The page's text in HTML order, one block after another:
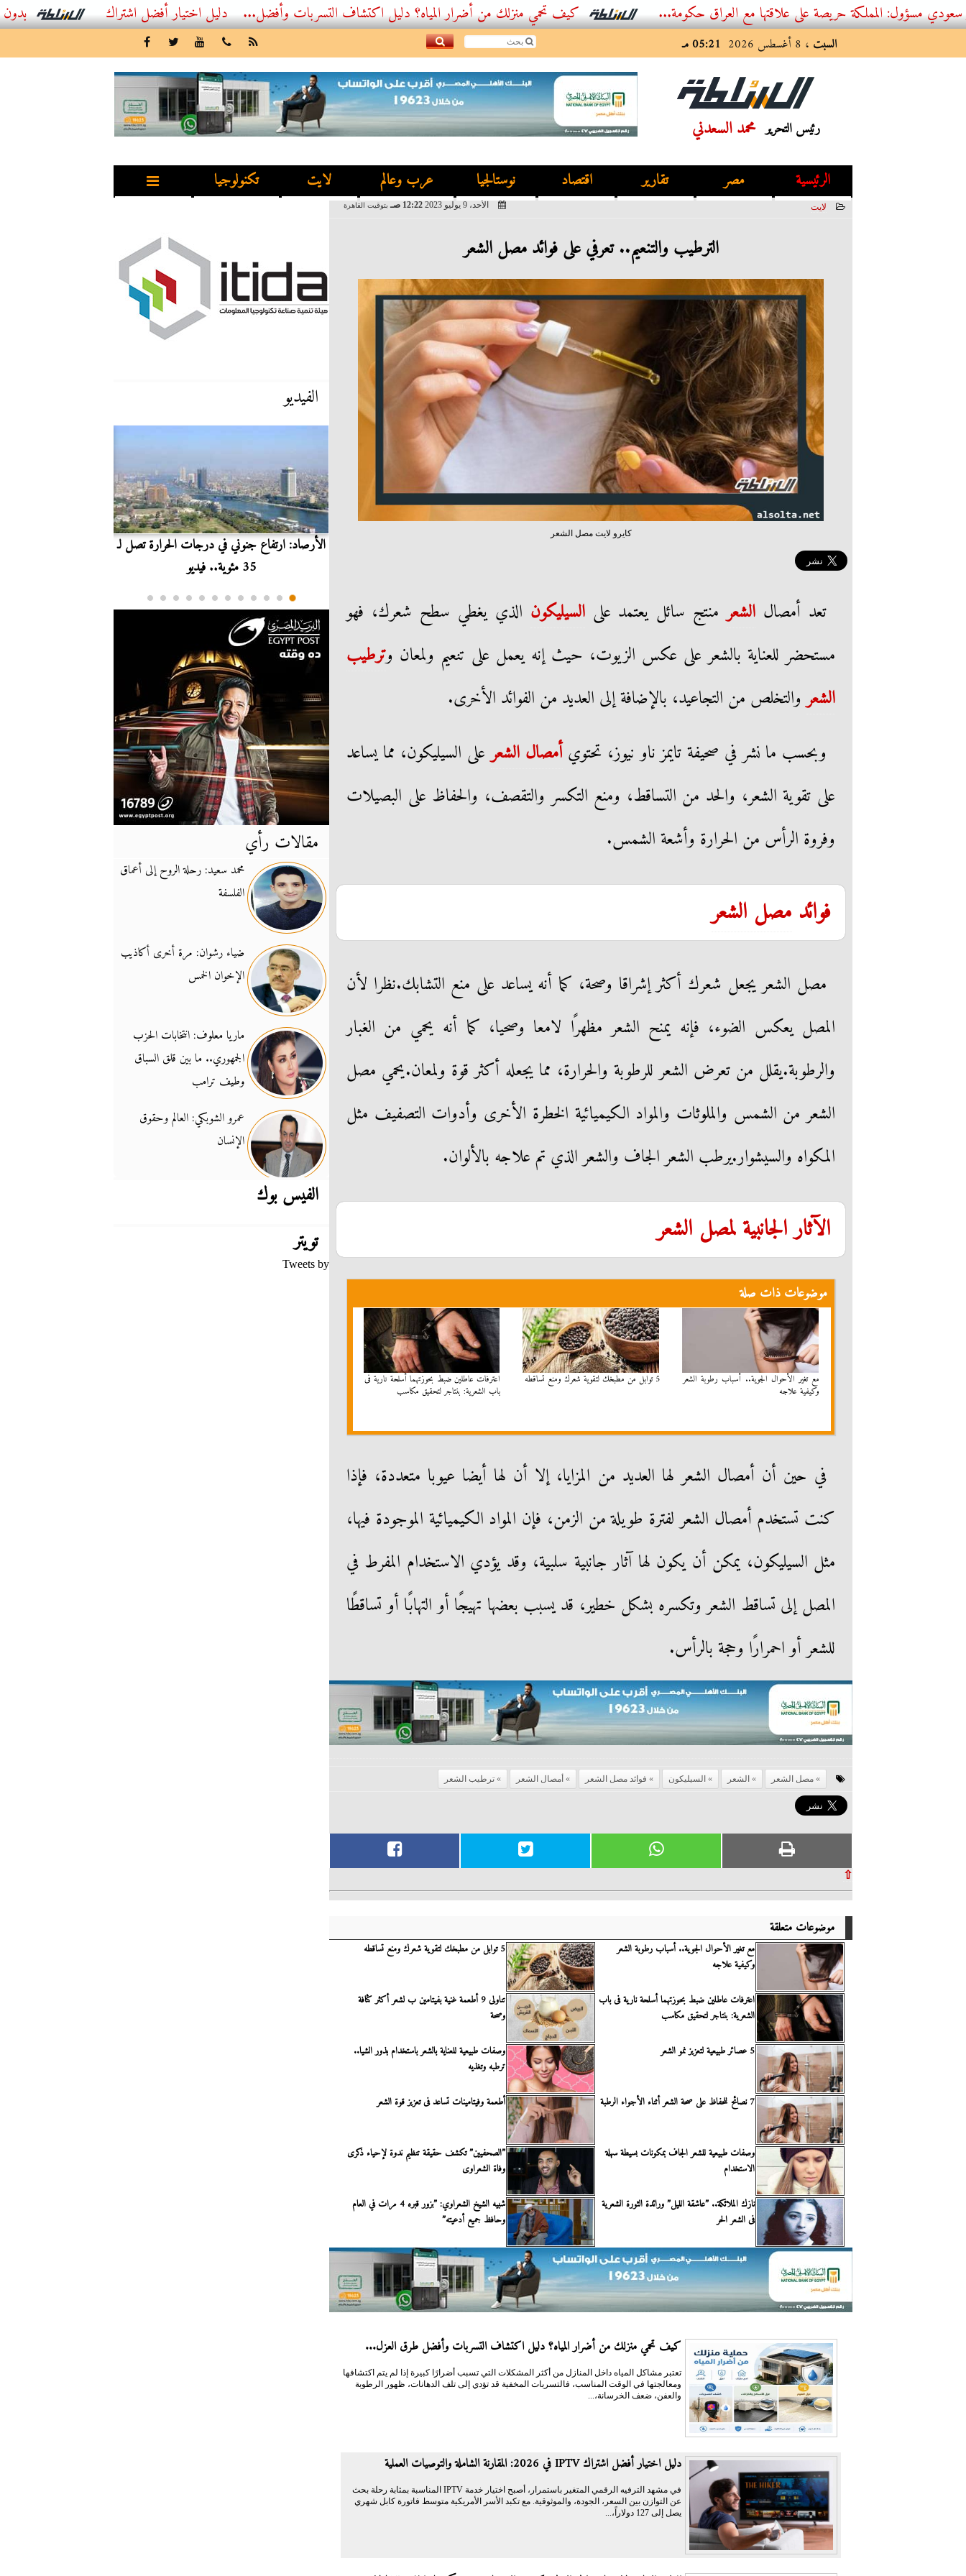
أفضل اشتراك IPTV بدون تقطيع 2026 – دليل المشاهد العصري المملكة حريصة على علاقتها مع العراق حكومة... كيف تحمي منزلك من أضرار المياه؟ دليل اكتشاف التسربات وأفضل...
السبت ، 8 أغسطس 2026 05:21 مـ
رئيس التحرير محمد السعدني
الرئيسية مصر تقارير اقتصاد نوستالجيا عرب وعالم لايت تكنولوجيا
لايت الأحد، 9 يوليو 2023 12:22 صـ بتوقيت القاهرة
الترطيب والتنعيم.. تعرفي على فوائد مصل الشعر
كايرو لايت مصل الشعر
تعد أمصال الشعرمنتج سائل يعتمد علىالسيليكون الذي يغطي سطح شعرك، فهو
مستحضر للعناية بالشعر على عكس الزيوت، حيث إنه يعمل على تنعيم ولمعان وترطيب
الشعروالتخلص من التجاعيد، بالإضافة إلى العديد من الفوائد الأخرى.
وبحسب ما نشر في صحيفة تايمز ناو نيوز، تحتويأمصال الشعرعلى السيليكون، مما يساعد
على تقوية الشعر، والحد من التساقط، ومنع التكسر والتقصف، والحفاظ على البصيلات
وفروة الرأس من الحرارة وأشعة الشمس.
فوائد مصل الشعر
مصل الشعر يجعل شعرك أكثر إشراقا وصحة، كما أنه يساعد على منع التشابك.نظرا لأن
المصل يعكس الضوء، فإنه يمنح الشعر مظهرًا لامعا وصحيا، كما أنه يحمي من الغبار
والرطوبة.يقلل من تعرض الشعر للرطوبة والحرارة، مما يجعله أكثر قوة ولمعان.يحمي مصل
الشعر من الشمس والملوثات والمواد الكيميائية الخطرة الأخرى وأدوات التصفيف مثل
المكواه والسيشوار.يرطب الشعر الجاف والشعر الذي تم علاجه بالألوان.
الآثار الجانبية لمصل الشعر
موضوعات ذات صلة
مع تغير الأحوال الجوية.. أسباب رطوبة الشعر
وكيفية علاجه
5 توابل من مطبخك لتقوية شعرك ومنع تساقطه
اعترفات عاطلين ضبط بحوزتهما أسلحة نارية فى
باب الشعرية: بنتاجر لتحقيق مكاسب
في حين أن أمصال الشعر لها العديد من المزايا، إلا أن لها أيضا عيوبا متعددة، فإذا
كنت تستخدم أمصال الشعر لفترة طويلة من الزمن، فإن المواد الكيميائية الموجودة فيها،
مثل السيليكون، يمكن أن يكون لها آثار جانبية سلبية، وقد يؤدي الاستخدام المفرط في
المصل إلى تساقط الشعر وتكسره بشكل خطير، قد يسبب بعضها تهيجًا أو التهابًا أو تساقطًا
للشعر أو احمرارًا وحجة بالرأس.
مصل الشعر الشعر السيليكون فوائد مصل الشعر أمصال الشعر ترطيب الشعر
⇧
موضوعات متعلقة
مع تغير الأحوال الجوية.. أسباب رطوبة الشعر
وكيفية علاجه
5 توابل من مطبخك لتقوية شعرك ومنع تساقطه
اعترفات عاطلين ضبط بحوزتهما أسلحة نارية فى باب
الشعرية: بنتاجر لتحقيق مكاسب
تناولى 9 أطعمة غنية بفيتامين ب لشعر أكثر كثافة
وصحة
5 عصائر طبيعية لتعزيز نمو الشعر
وصفات طبيعية للعناية بالشعر باستخدام بذور الشيا..
ترطبه وتغذيه
7 نصائح للحفاظ على صحة الشعر أثناء الأجواء الرطبة أطعمة وفيتامينات تساعد فى تعزيز قوة الشعر
وصفات طبيعية للشعر الجاف بمكونات بسيطة سهلة
الاستخدام
”الصحفيين” تكشف حقيقة تنظيم ندوة لإحياء ذكرى
وفاة الشعراوى
نازك الملائكة.. ”عاشقة الليل” ورائدة الثورة الشعرية
فى الشعر الحر
شبيه الشيخ الشعراوي: ”بزور قبره 4 مرات في العام
وحافظ جميع أدعيته”
كيف تحمي منزلك من أضرار المياه؟ دليل اكتشاف التسربات وأفضل طرق العزل...
تعتبر مشاكل المياه داخل المنازل من أكثر المشكلات التي تسبب أضرارًا كبيرة إذا لم يتم اكتشافها
ومعالجتها في الوقت المناسب، فالتسربات المخفية قد تؤدي إلى تلف الدهانات، ظهور الرطوبة
والعفن، ضعف الخرسانة،...
دليل اختيار أفضل اشتراك IPTV في 2026: المقارنة الشاملة والتوصيات العملية
في مشهد الترفيه الرقمي المتغير باستمرار، أصبح اختيار خدمة IPTV المناسبة بمثابة رحلة بحث
عن التوازن بين السعر، الجودة، والموثوقية. مع تكبد الأسر الأمريكية متوسط فاتورة كابل شهري
يصل إلى 127 دولاراً،...
الفيديو
الأرصاد: ارتفاع جنوني في درجات الحرارة تصل لـ
35 مئوية.. فيديو
مقالات رأي
محمد سعيد: رحلة الروح إلى أعماق
الفلسفة
ضياء رشوان: مرة أخرى أكاذيب
الإخوان الخمس
ماريا معلوف: انتخابات الحزب
الجمهوري.. ما بين قلق السباق
وطيف ترامب
عمرو الشوبكي: العالم وحقوق
الإنسان
الفيس بوك
تويتر
Tweets by